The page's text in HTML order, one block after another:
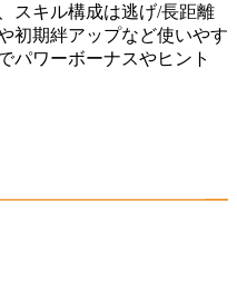
スキル構成は逃げ/長距離
初期絆アップなど使いやす
パワーボーナスやヒント